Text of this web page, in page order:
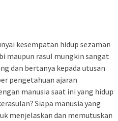
kesempatan hidup sezaman
maupun rasul mungkin sangat
dan bertanya kepada utusan
pengetahuan ajaran
manusia saat ini yang hidup
Siapa manusia yang
menjelaskan dan memutuskan